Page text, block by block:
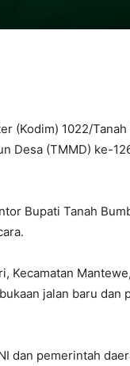
(Kodim) 1022/
Desa (TMMD) ke-
Bupati Tanah
Kecamatan
jalan baru dan
dan pemerintah